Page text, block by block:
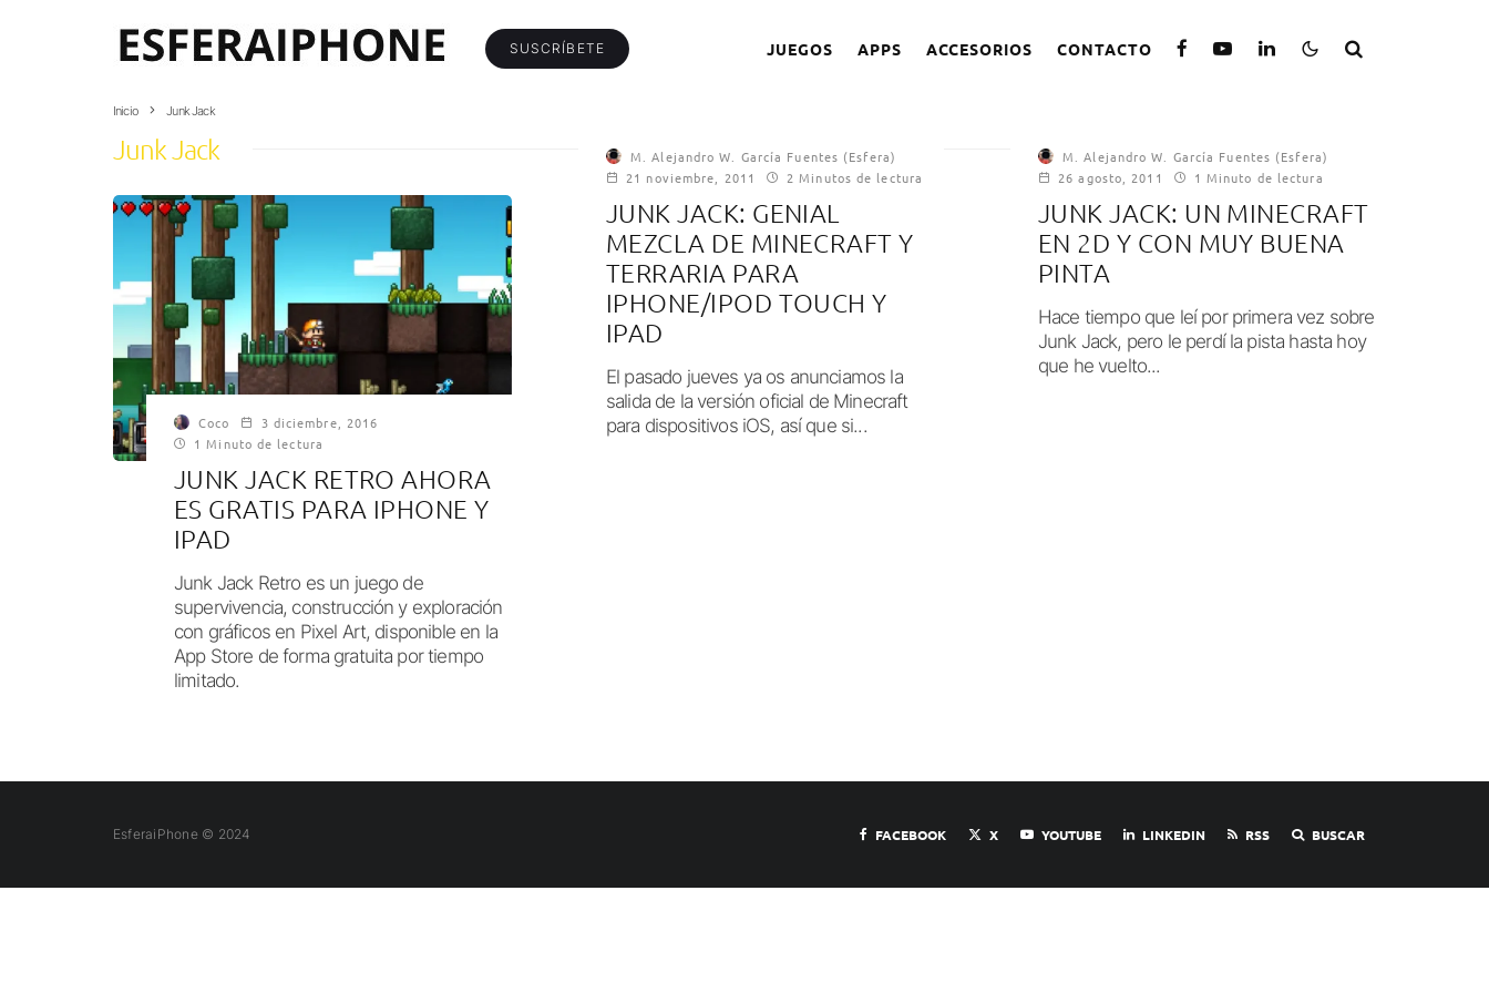
SUSCRÍBETE JUEGOS APPS ACCESORIOS CONTACTO
Inicio Junk Jack
Junk Jack
Coco
3 diciembre, 2016
1 Minuto de lectura
JUNK JACK RETRO AHORA
ES GRATIS PARA IPHONE Y
IPAD
Junk Jack Retro es un juego de
supervivencia, construcción y exploración
con gráficos en Pixel Art, disponible en la
App Store de forma gratuita por tiempo
limitado.
M. Alejandro W. García Fuentes (Esfera)
21 noviembre, 2011
2 Minutos de lectura
JUNK JACK: GENIAL
MEZCLA DE MINECRAFT Y
TERRARIA PARA
IPHONE/IPOD TOUCH Y
IPAD
El pasado jueves ya os anunciamos la
salida de la versión oficial de Minecraft
para dispositivos iOS, así que si...
M. Alejandro W. García Fuentes (Esfera)
26 agosto, 2011
1 Minuto de lectura
JUNK JACK: UN MINECRAFT
EN 2D Y CON MUY BUENA
PINTA
Hace tiempo que leí por primera vez sobre
Junk Jack, pero le perdí la pista hasta hoy
que he vuelto...
EsferaiPhone © 2024 FACEBOOK X YOUTUBE LINKEDIN RSS BUSCAR